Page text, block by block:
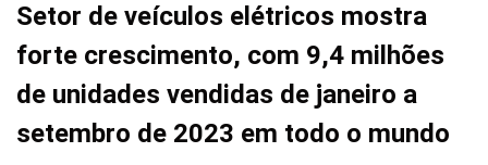
Setor de veículos elétricos mostra
forte crescimento, com 9,4 milhões
de unidades vendidas de janeiro a
setembro de 2023 em todo o mundo